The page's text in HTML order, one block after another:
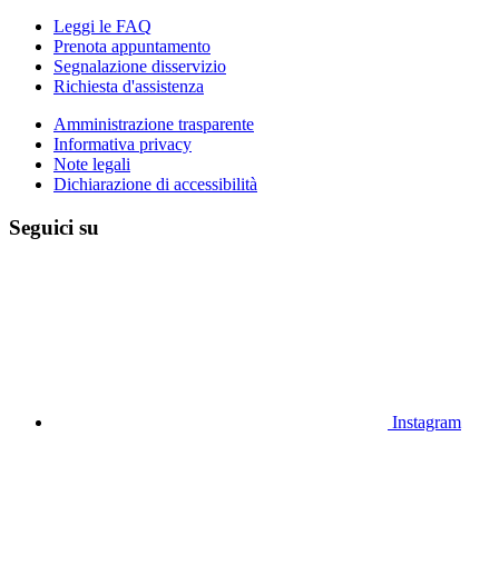
Leggi le FAQ
Prenota appuntamento
Segnalazione disservizio
Richiesta d'assistenza
Amministrazione trasparente
Informativa privacy
Note legali
Dichiarazione di accessibilità
Seguici su
Instagram